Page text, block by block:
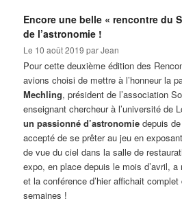
Encore une belle « rencontre du
de l’astronomie !
Le 10 août 2019 parJean
Pour cette deuxième édition des
avions choisi de mettre à l’honneur la
Mechling, président de l’association
enseignant chercheur à l’université de
un passionné d’astronomie depuis
accepté de se prêter au jeu en
de vue du ciel dans la salle de
expo, en place depuis le mois d’avril,
et la conférence d’hier affichait
semaines !